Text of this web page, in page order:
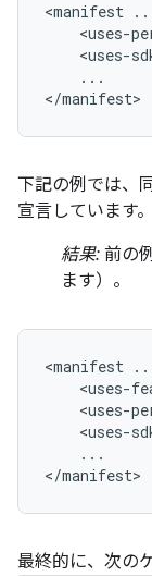
<manifest
<uses-
<uses-
...
</manifest>
下記の例では、
宣言しています。
結果: 前の
ます）。
<manifest
<uses-
<uses-
<uses-
...
</manifest>
最終的に、次の